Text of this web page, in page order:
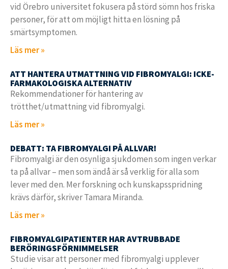
vid Örebro universitet fokusera på störd sömn hos friska
personer, för att om möjligt hitta en lösning på
smärtsymptomen.
Läs mer »
ATT HANTERA UTMATTNING VID FIBROMYALGI: ICKE-
FARMAKOLOGISKA ALTERNATIV
Rekommendationer för hantering av
trötthet/utmattning vid fibromyalgi.
Läs mer »
DEBATT: TA FIBROMYALGI PÅ ALLVAR!
Fibromyalgi är den osynliga sjukdomen som ingen verkar
ta på allvar – men som ändå är så verklig för alla som
lever med den. Mer forskning och kunskapsspridning
krävs därför, skriver Tamara Miranda.
Läs mer »
FIBROMYALGIPATIENTER HAR AVTRUBBADE
BERÖRINGSFÖRNIMMELSER
Studie visar att personer med fibromyalgi upplever